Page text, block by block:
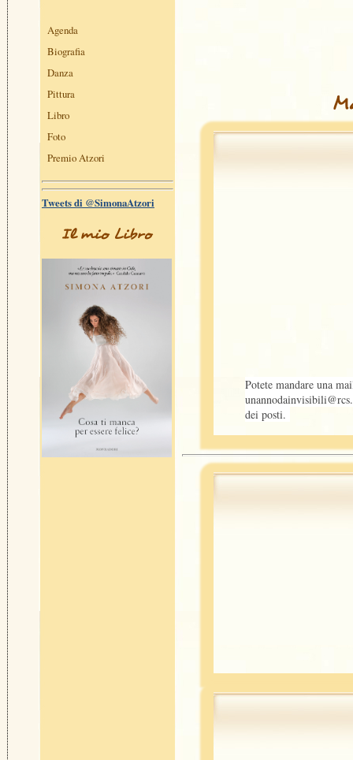
Potete mandare una
dei posti.
Agenda
Biografia
Danza
Pittura
Libro
Foto
Premio Atzori
Tweets di @SimonaAtzori
Il mio Libro